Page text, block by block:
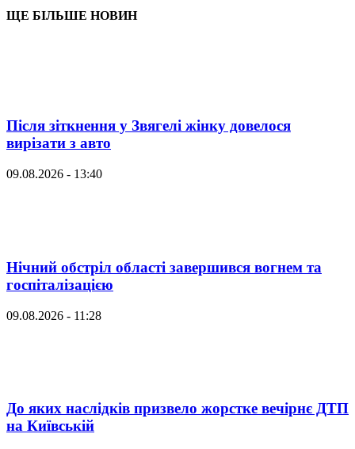
ЩЕ БІЛЬШЕ НОВИН
Після зіткнення у Звягелі жінку довелося
вирізати з авто
09.08.2026 - 13:40
Нічний обстріл області завершився вогнем та
госпіталізацією
09.08.2026 - 11:28
До яких наслідків призвело жорстке вечірнє ДТП
на Київській